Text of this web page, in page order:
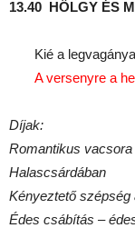
13.40 HÖLGY ÉS
Kié a
A versenyre a
Díjak:
Romantikus
Halascsárdában
Kényeztető szépség
Édes csábítás –